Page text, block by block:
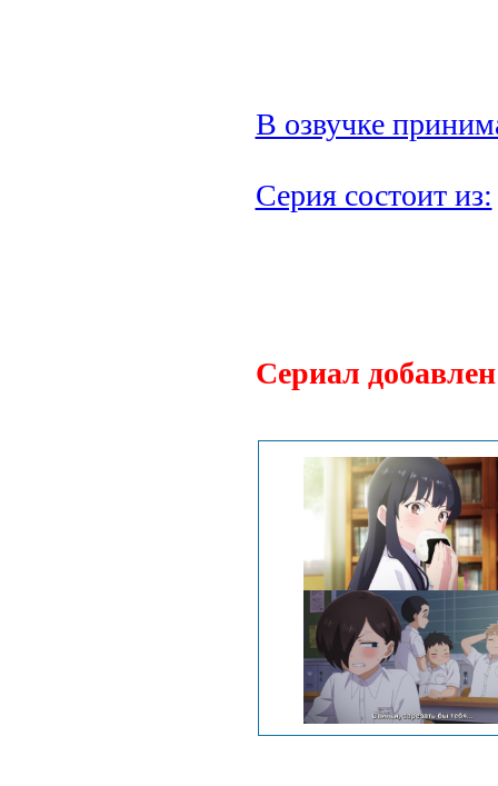
В озвучке
Серия состоит из:
Сериал